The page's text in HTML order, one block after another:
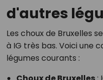
d'autres
Les choux de Bruxelles
à IG très bas. Voici une
légumes courants :